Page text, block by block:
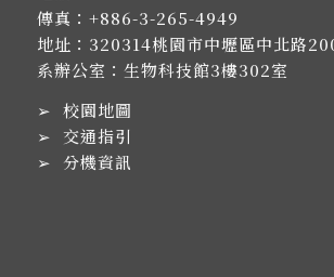
傳真：+886-3-265-4949
地址： 320314桃園市中壢區中北路
系辦公室：生物科技館3樓302室
➢ 校園地圖
➢ 交通指引
➢ 分機資訊